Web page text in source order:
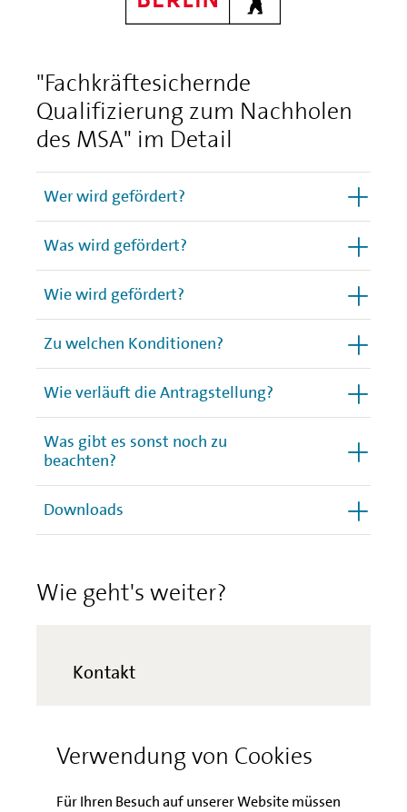
Verwendung von Cookies
Für Ihren Besuch auf unserer Website müssen
"Fachkräftesichernde
Qualifizierung zum Nachholen
des MSA" im Detail
Wer wird gefördert?
Was wird gefördert?
Wie wird gefördert?
Zu welchen Konditionen?
Wie verläuft die Antragstellung?
Was gibt es sonst noch zu
beachten?
Downloads
2. Projektaufruf
4. Projektaufruf
Wie geht's weiter?
Kontakt
Hotline:
Telefon: 030 / 2125-4040